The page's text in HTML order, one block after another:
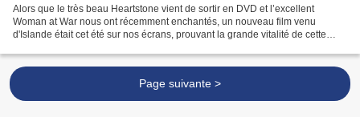
Alors que le très beau Heartstone vient de sortir en DVD et l’excellent
Woman at War nous ont récemment enchantés, un nouveau film venu
d'Islande était cet été sur nos écrans, prouvant la grande vitalité de cette
Page suivante >